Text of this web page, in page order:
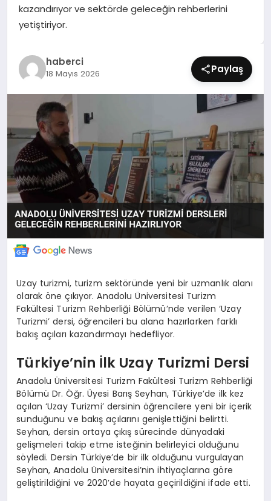
SIYASET
TEKNOLOJI
YAŞAM
kazandırıyor ve sektörde geleceğin rehberlerini
yetiştiriyor.
haberci
18 Mayıs 2026 Paylaş
Uzay turizmi, turizm sektöründe yeni bir uzmanlık alanı
olarak öne çıkıyor. Anadolu Üniversitesi Turizm
Fakültesi Turizm Rehberliği Bölümü’nde verilen ‘Uzay
Turizmi’ dersi, öğrencileri bu alana hazırlarken farklı
bakış açıları kazandırmayı hedefliyor.
Türkiye’nin İlk Uzay Turizmi Dersi
Anadolu Üniversitesi Turizm Fakültesi Turizm Rehberliği
Bölümü Dr. Öğr. Üyesi Barış Seyhan, Türkiye’de ilk kez
açılan ‘Uzay Turizmi’ dersinin öğrencilere yeni bir içerik
sunduğunu ve bakış açılarını genişlettiğini belirtti.
Seyhan, dersin ortaya çıkış sürecinde dünyadaki
gelişmeleri takip etme isteğinin belirleyici olduğunu
söyledi. Dersin Türkiye’de bir ilk olduğunu vurgulayan
Seyhan, Anadolu Üniversitesi’nin ihtiyaçlarına göre
geliştirildiğini ve 2020’de hayata geçirildiğini ifade etti.